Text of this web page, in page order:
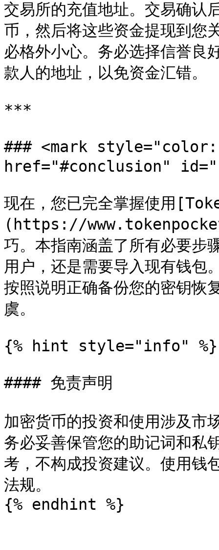
交易所的充值地址。交易确认
币，然后将这些资金提现到您
必格外小心。务必选择信誉良
款人的地址，以免资金汇错。
***
### <mark
href="#conclusion"
现在，您已完全掌握使用
(https://
巧。本指南涵盖了所有必要步
用户，还是需要导入现有钱包
按照说明正确备份您的密钥恢
虞。
{% hint style="info" %}
#### 免责声明
加密货币的投资和使用涉及市
务必妥善保管您的助记词和私
考，不构成投资建议。使用钱
法规。